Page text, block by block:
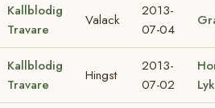
Kallblodig
Travare
Valack
2013-
07-04
Kallblodig
Travare
Hingst
2013-
07-02